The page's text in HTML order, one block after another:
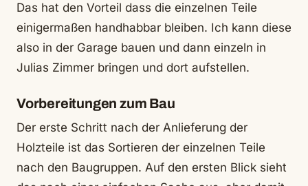
Das hat den Vorteil dass die einzelnen Teile
einigermaßen handhabbar bleiben. Ich kann diese
also in der Garage bauen und dann einzeln in
Julias Zimmer bringen und dort aufstellen.
Vorbereitungen zum Bau
Der erste Schritt nach der Anlieferung der
Holzteile ist das Sortieren der einzelnen Teile
nach den Baugruppen. Auf den ersten Blick sieht